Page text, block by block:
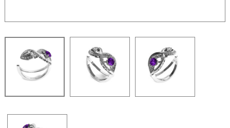
Collier "Oméga"